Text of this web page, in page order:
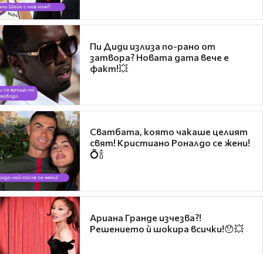
Пи Диди излиза по-рано от
затвора? Новата дата вече е
факт!💥
Сватбата, която чакаше целият
свят! Кристиано Роналдо се жени!
💍🍾
Ариана Гранде изчезва?!
Решението ѝ шокира всички!😯💥